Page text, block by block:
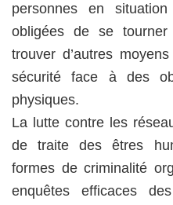
personnes en
obligées de se
trouver d’autres
sécurité face à des
physiques.
La lutte contre les
de traite des êtres
formes de criminalité
enquêtes efficaces